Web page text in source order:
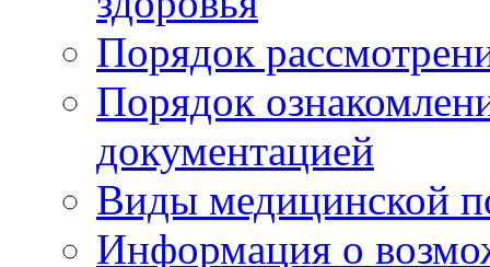
Порядок
Порядок
документацией
Виды медицинской
Информация о